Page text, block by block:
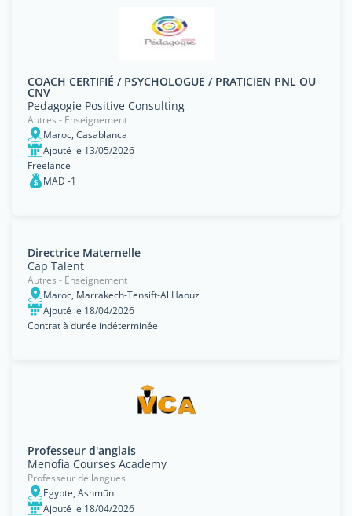
COACH CERTIFIÉ / PSYCHOLOGUE / PRATICIEN PNL OU
CNV
Pedagogie Positive Consulting
Autres - Enseignement
Maroc, Casablanca
Ajouté le 13/05/2026
Freelance
MAD -1
Directrice Maternelle
Cap Talent
Autres - Enseignement
Maroc, Marrakech-Tensift-Al Haouz
Ajouté le 18/04/2026
Contrat à durée indéterminée
Professeur d'anglais
Menofia Courses Academy
Professeur de langues
Egypte, Ashmūn
Ajouté le 18/04/2026